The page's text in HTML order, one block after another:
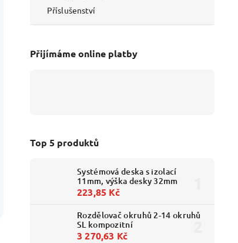
Příslušenství
Přijímáme online platby
Top 5 produktů
Systémová deska s izolací
11mm, výška desky 32mm
223,85 Kč
Rozdělovač okruhů 2-14 okruhů
SL kompozitní
3 270,63 Kč